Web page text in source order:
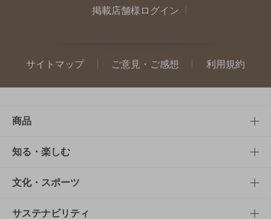
掲載店舗様ログイン
サイトマップ ご意見・ご感想 利用規約
商品
商品TOP
商品一覧
商品発売情報
知る・楽しむ
知る・楽しむTOP
キャンペーン
文化・スポーツ
文化・スポーツTOP
サステナビリティ